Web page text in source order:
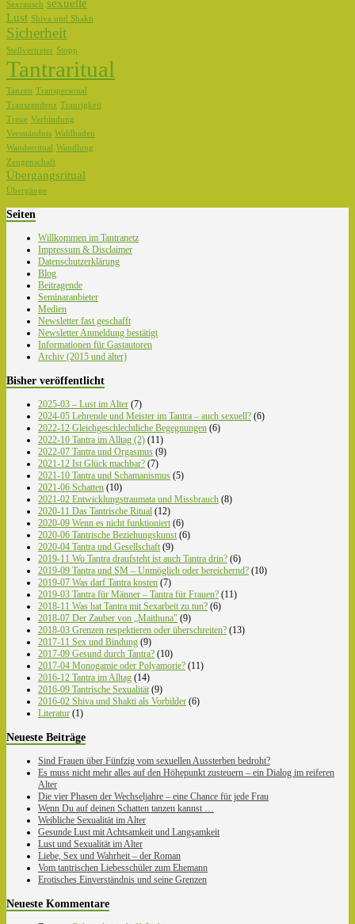
Sexrausch sexuelle
Lust Shiva und Shakti
Sicherheit
Stellvertreter Stopp
Tantraritual
Tanzen Transpersonal
Transzendenz Traurigkeit
Treue Verbindung
Versständnis Waldbaden
Wanderritual Wandlung
Zeugenschaft
Übergangsritual
Übergänge
Seiten
Willkommen im Tantranetz
Impressum & Disclaimer
Datenschutzerklärung
Blog
Beitragende
Seminaranbieter
Medien
Newsletter fast geschafft
Newsletter Anmeldung bestätigt
Informationen für Gastautoren
Archiv (2015 und älter)
Bisher veröffentlicht
2025-03 – Lust im Alter (7)
2024-05 Lehrende und Meister im Tantra – auch sexuell? (6)
2022-12 Gleichgeschlechtliche Begegnungen (6)
2022-10 Tantra im Alltag (2) (11)
2022-07 Tantra und Orgasmus (9)
2021-12 Ist Glück machbar? (7)
2021-10 Tantra und Schamanismus (5)
2021-06 Schatten (10)
2021-02 Entwicklungstraumata und Missbrauch (8)
2020-11 Das Tantrische Ritual (12)
2020-09 Wenn es nicht funktioniert (6)
2020-06 Tantrische Beziehungskunst (6)
2020-04 Tantra und Gesellschaft (9)
2019-11 Wo Tantra draufsteht ist auch Tantra drin? (6)
2019-09 Tantra und SM – Unmöglich oder bereichernd? (10)
2019-07 Was darf Tantra kosten (7)
2019-03 Tantra für Männer – Tantra für Frauen? (11)
2018-11 Was hat Tantra mit Sexarbeit zu tun? (6)
2018-07 Der Zauber von „Maithuna" (9)
2018-03 Grenzen respektieren oder überschreiten? (13)
2017-11 Sex und Bindung (9)
2017-09 Gesund durch Tantra? (10)
2017-04 Monogamie oder Polyamorie? (11)
2016-12 Tantra im Alltag (14)
2016-09 Tantrische Sexualität (9)
2016-02 Shiva und Shakti als Vorbilder (6)
Literatur (1)
Neueste Beiträge
Sind Frauen über Fünfzig vom sexuellen Aussterben bedroht?
Es muss nicht mehr alles auf den Höhepunkt zusteuern – ein Dialog im reiferen
Alter
Die vier Phasen der Wechseljahre – eine Chance für jede Frau
Wenn Du auf deinen Schatten tanzen kannst …
Weibliche Sexualität im Alter
Gesunde Lust mit Achtsamkeit und Langsamkeit
Lust und Sexualität im Alter
Liebe, Sex und Wahrheit – der Roman
Vom tantrischen Liebesschüler zum Ehemann
Erotisches Einverständnis und seine Grenzen
Neueste Kommentare